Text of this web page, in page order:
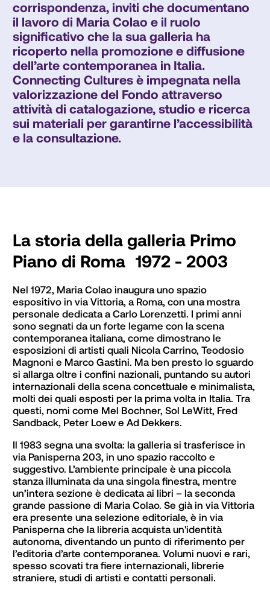
corrispondenza, inviti che documentano
il lavoro di Maria Colao e il ruolo
significativo che la sua galleria ha
ricoperto nella promozione e diffusione
dell’arte contemporanea in Italia.
Connecting Cultures è impegnata nella
valorizzazione del Fondo attraverso
attività di catalogazione, studio e ricerca
sui materiali per garantirne l’accessibilità
e la consultazione.
La storia della galleria Primo
Piano di Roma 1972 - 2003
Nel 1972, Maria Colao inaugura uno spazio
espositivo in via Vittoria, a Roma, con una mostra
personale dedicata a Carlo Lorenzetti. I primi anni
sono segnati da un forte legame con la scena
contemporanea italiana, come dimostrano le
esposizioni di artisti quali Nicola Carrino, Teodosio
Magnoni e Marco Gastini. Ma ben presto lo sguardo
si allarga oltre i confini nazionali, puntando su autori
internazionali della scena concettuale e minimalista,
molti dei quali esposti per la prima volta in Italia. Tra
questi, nomi come Mel Bochner, Sol LeWitt, Fred
Sandback, Peter Loew e Ad Dekkers.
Il 1983 segna una svolta: la galleria si trasferisce in
via Panisperna 203, in uno spazio raccolto e
suggestivo. L’ambiente principale è una piccola
stanza illuminata da una singola finestra, mentre
un’intera sezione è dedicata ai libri – la seconda
grande passione di Maria Colao. Se già in via Vittoria
era presente una selezione editoriale, è in via
Panisperna che la libreria acquista un'identità
autonoma, diventando un punto di riferimento per
l’editoria d’arte contemporanea. Volumi nuovi e rari,
spesso scovati tra fiere internazionali, librerie
straniere, studi di artisti e contatti personali.